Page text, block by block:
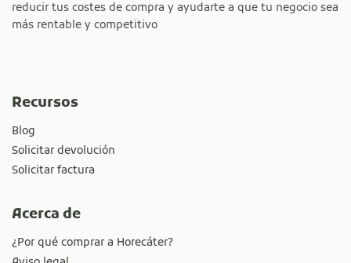
reducir tus costes de compra y ayudarte a que tu negocio sea
más rentable y competitivo
Recursos
Blog
Solicitar devolución
Solicitar factura
Acerca de
¿Por qué comprar a Horecáter?